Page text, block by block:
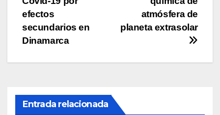
entradas
atmósfera de
planeta extrasolar
efectos
secundarios en
Dinamarca
Entrada relacionada